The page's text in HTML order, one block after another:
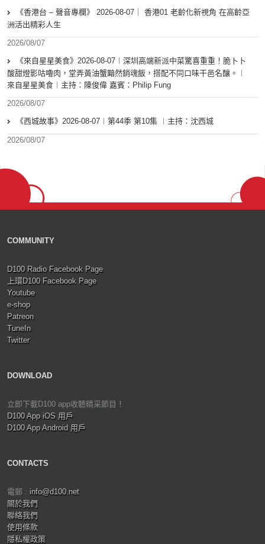
《香港台 – 聲音專欄》 2026-08-07｜ 香港01 老齡化新視角 在高齡亞
洲活出精彩人生
2026/08/07
《來自星星美食》2026-08-07︱深圳高端新派中菜驚喜重重！脆卜卜
酸甜燈影咕嚕肉，堂弄黃油蟹黯然銷魂飯，搭配不同口味干邑名釀。︱
來自星星美食︱主持：陳俊偉 嘉賓：Philip Fung
2026/08/07
《西城故事》2026-08-07︱第44季 第10集 ︱主持：沈西城
2026/08/07
COMMUNITY
D100 Radio Facebook Page
上環D100 Facebook Page
Youtube
e-shop
Patreon
TuneIn
Twitter
DOWNLOAD
立即下載D100 app收聽精采節目！
D100 App iOS 用戶
D100 App Android 用戶
CONTACTS
電郵 : info@d100.net
關於我們
聯絡我們
使用條款
隱私權政策